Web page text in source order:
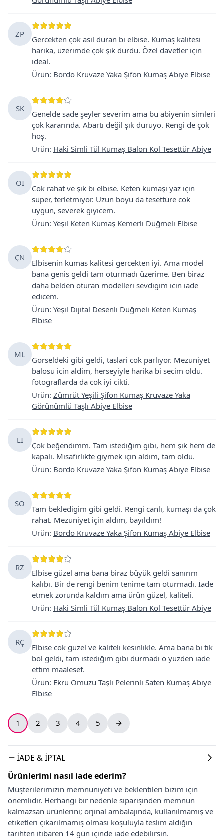
ZP
Gercekten çok asil duran bi elbise. Kumaş kalitesi
harika, üzerimde çok şık durdu. Özel davetler için
ideal.
Ürün: Bordo Kruvaze Yaka Şifon Kumaş Abiye Elbise
SK
Genelde sade şeyler severim ama bu abiyenin simleri
çok kararında. Abartı değil şık duruyo. Rengi de çok
hoş.
Ürün: Haki Simli Tül Kumaş Balon Kol Tesettür Abiye
OI
Cok rahat ve şık bi elbise. Keten kumaşı yaz için
süper, terletmiyor. Uzun boyu da tesettüre cok
uygun, severek giyicem.
Ürün: Yeşil Keten Kumaş Kemerli Düğmeli Elbise
ÇN
Elbisenin kumas kalitesi gercekten iyi. Ama model
bana genis geldi tam oturmadı üzerime. Ben biraz
daha belden oturan modelleri sevdigim icin iade
edicem.
Ürün: Yeşil Dijital Desenli Düğmeli Keten Kumaş
Elbise
ML
Gorseldeki gibi geldi, taslari cok parlıyor. Mezuniyet
balosu icin aldim, herseyiyle harika bi secim oldu.
fotograflarda da cok iyi cikti.
Ürün: Zümrüt Yeşili Şifon Kumaş Kruvaze Yaka
Görünümlü Taşlı Abiye Elbise
Lİ
Çok beğendimm. Tam istediğim gibi, hem şık hem de
kapalı. Misafirlikte giymek için aldım, tam oldu.
Ürün: Bordo Kruvaze Yaka Şifon Kumaş Abiye Elbise
SO
Tam bekledigim gibi geldi. Rengi canlı, kumaşı da çok
rahat. Mezuniyet için aldım, bayıldım!
Ürün: Bordo Kruvaze Yaka Şifon Kumaş Abiye Elbise
RZ
Elbise güzel ama bana biraz büyük geldi sanırım
kalıbı. Bir de rengi benim tenime tam oturmadı. İade
etmek zorunda kaldım ama ürün güzel, kaliteli.
Ürün: Haki Simli Tül Kumaş Balon Kol Tesettür Abiye
RÇ
Elbise cok guzel ve kaliteli kesinlikle. Ama bana bi tık
bol geldi, tam istediğim gibi durmadi o yuzden iade
ettim maalesef.
Ürün: Ekru Omuzu Taşlı Pelerinli Saten Kumaş Abiye
Elbise
1 2 3 4 5
İADE & İPTAL
Ürünlerimi nasıl iade ederim?
Müşterilerimizin memnuniyeti ve beklentileri bizim için
önemlidir. Herhangi bir nedenle siparişinden memnun
kalmazsan ürünlerini; orjinal ambalajında, kullanılmamış ve
etiketleri çıkarılmamış olması koşuluyla teslim aldığın
tarihten itibaren 14 gün içinde iade edebilirsin.